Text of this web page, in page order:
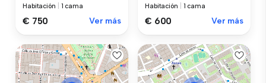
Habitación 1 cama
€ 750 Ver más
Habitación 1 cama
€ 600 Ver más